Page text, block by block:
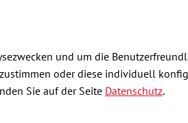
und um die
oder diese individuell
Sie auf der Seite Datenschutz.